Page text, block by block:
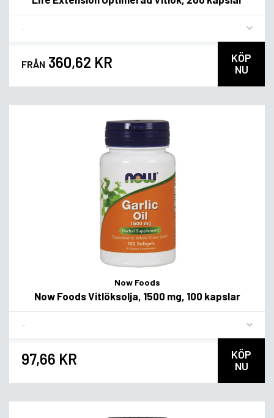
FRÅN 360,62 KR
KÖP
NU
Now Foods
Now Foods Vitlöksolja, 1500 mg, 100 kapslar
97,66 KR
KÖP
NU